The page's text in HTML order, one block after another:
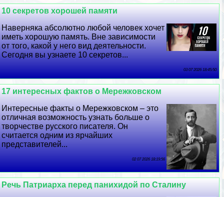
10 секретов хорошей памяти
Наверняка абсолютно любой человек хочет
иметь хорошую память. Вне зависимости
от того, какой у него вид деятельности.
Сегодня вы узнаете 10 секретов...
03 07 2026 18:45:50
17 интересных фактов о Мережковском
Интересные факты о Мережковском – это
отличная возможность узнать больше о
творчестве русского писателя. Он
считается одним из ярчайших
представителей...
02 07 2026 18:19:56
Речь Патриарха перед панихидой по Сталину